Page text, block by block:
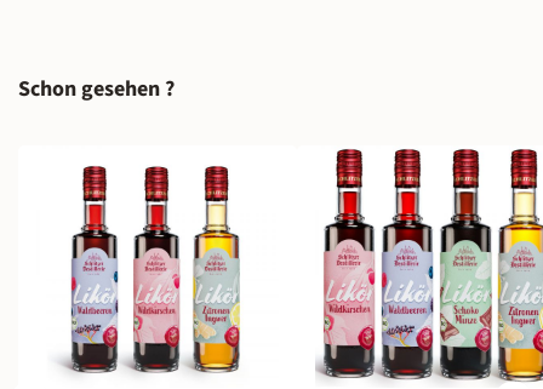
Produktgalerie überspringen
Schon gesehen ?